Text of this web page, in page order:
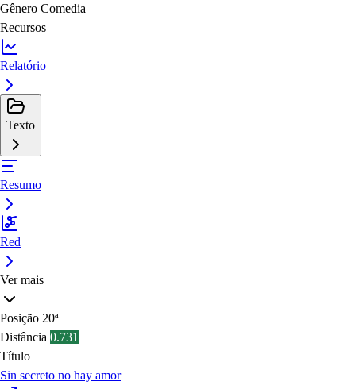
Gênero Comedia
Recursos
Relatório
Texto
Resumo
Red
Ver mais
Posição 20ª
Distância 0.731
Título
Sin secreto no hay amor